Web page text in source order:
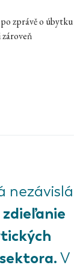
zprávě o úbytku
nezávislá
V